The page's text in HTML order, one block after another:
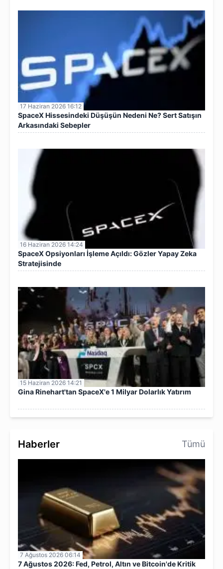
17 Haziran 2026 16:12
SpaceX Hissesindeki Düşüşün Nedeni Ne? Sert Satışın
Arkasındaki Sebepler
16 Haziran 2026 14:24
SpaceX Opsiyonları İşleme Açıldı: Gözler Yapay Zeka
Stratejisinde
15 Haziran 2026 14:21
Gina Rinehart'tan SpaceX'e 1 Milyar Dolarlık Yatırım
Haberler Tümü
7 Ağustos 2026 06:14
7 Ağustos 2026: Fed, Petrol, Altın ve Bitcoin'de Kritik